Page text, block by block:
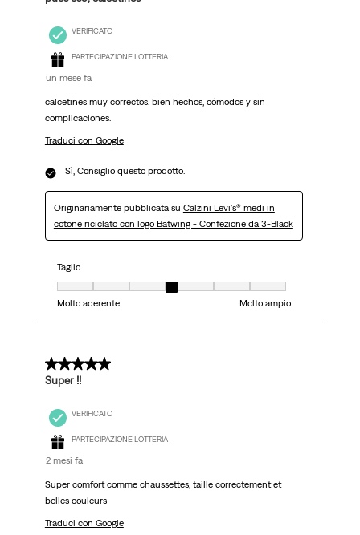
VERIFICATO
PARTECIPAZIONE LOTTERIA
un mese fa
calcetines muy correctos. bien hechos, cómodos y sin
complicaciones.
Traduci con Google
Sì, Consiglio questo prodotto.
Originariamente pubblicata su Calzini Levi's® medi in
cotone riciclato con logo Batwing - Confezione da 3-Black
Taglio
Taglio, 4 su 7, dove 1 è uguale a Molto aderente e 7 è uguale a Molto
Molto aderente
Molto ampio
5 su 5 stelle.
Super !!
VERIFICATO
PARTECIPAZIONE LOTTERIA
2 mesi fa
Super comfort comme chaussettes, taille correctement et
belles couleurs
Traduci con Google